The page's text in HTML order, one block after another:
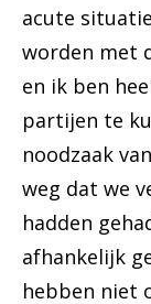
acute
worden met
en ik ben
partijen te
noodzaak
weg dat we
hadden
afhankelijk
hebben niet